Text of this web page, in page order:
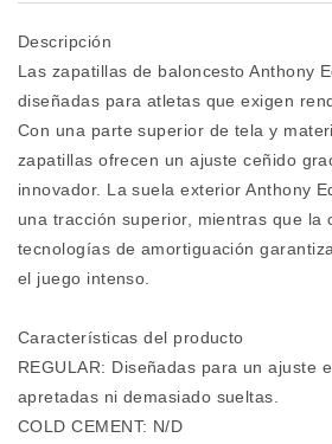
Descripción
Las zapatillas de baloncesto Anthony
diseñadas para atletas que exigen
Con una parte superior de tela y
zapatillas ofrecen un ajuste ceñido
innovador. La suela exterior Anthony
una tracción superior, mientras que la
tecnologías de amortiguación
el juego intenso.
Características del producto
REGULAR: Diseñadas para un ajuste
apretadas ni demasiado sueltas.
COLD CEMENT: N/D